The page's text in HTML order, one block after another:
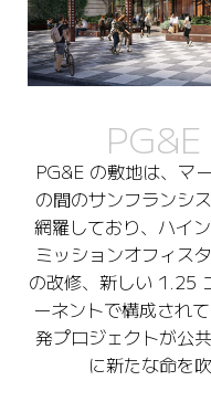
PG&E の敷地は、マ
の間のサンフランシ
網羅しており、ハイ
ミッションオフィス
の改修、新しい 1.25
ーネントで構成され
発プロジェクトが公
に新たな命を